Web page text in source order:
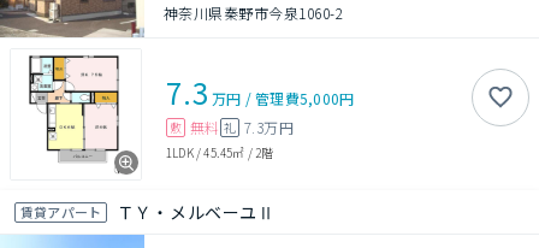
神奈川県秦野市今泉1060-2
7.3 万円 /管理費5,000円
敷 無料 礼 7.3万円
1LDK/45.45㎡ / 2階
賃貸アパート ＴＹ・メルベーユⅡ